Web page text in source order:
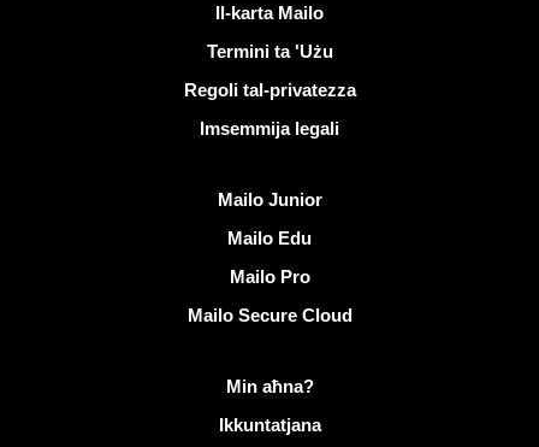
Il-karta Mailo
Termini ta 'Użu
Regoli tal-privatezza
Imsemmija legali
Mailo Junior
Mailo Edu
Mailo Pro
Mailo Secure Cloud
Aktar tagħrif dwar MailoMin aħna?
Ikkuntatjana